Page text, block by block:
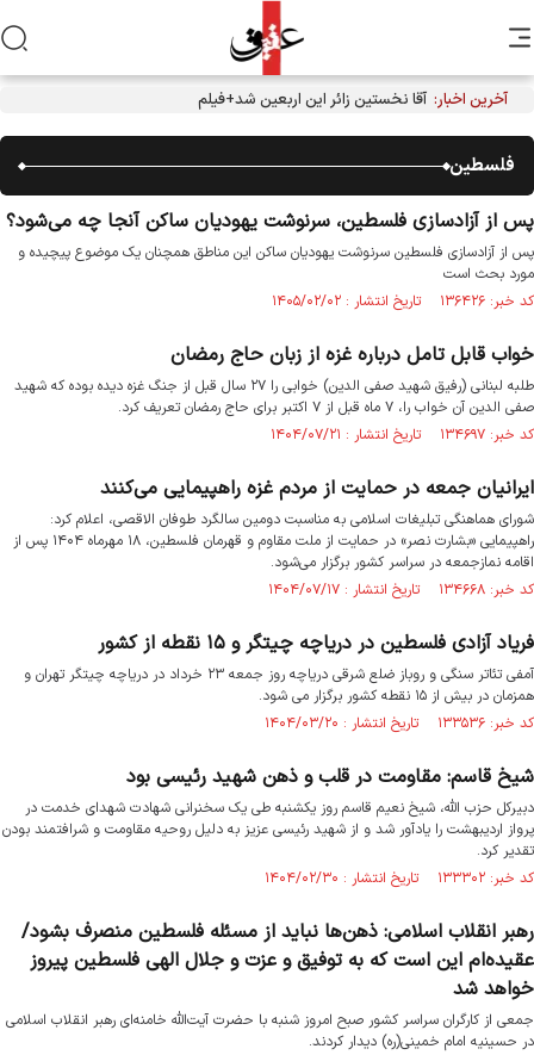
آخرین اخبار: آقا نخستین زائر این اربعین شد+فیلم
فلسطین
پس از آزادسازی فلسطین، سرنوشت یهودیان ساکن آنجا چه می‌شود؟
پس از آزادسازی فلسطین سرنوشت یهودیان ساکن این مناطق همچنان یک موضوع پیچیده و
مورد بحث است
کد خبر: ۱۳۶۴۲۶ تاریخ انتشار : ۱۴۰۵/۰۲/۰۲
خواب قابل تامل درباره غزه از زبان حاج رمضان
طلبه لبنانی (رفیق شهید صفی الدین) خوابی را ۲۷ سال قبل از جنگ غزه دیده بوده که شهید
صفی الدین آن خواب را، ۷ ماه قبل از ۷ اکتبر برای حاج رمضان تعریف کرد.
کد خبر: ۱۳۴۶۹۷ تاریخ انتشار : ۱۴۰۴/۰۷/۲۱
ایرانیان جمعه در حمایت از مردم غزه راهپیمایی می‌کنند
شورای هماهنگی تبلیغات اسلامی به مناسبت دومین سالگرد طوفان الاقصی، اعلام کرد:
راهپیمایی «بشارت نصر» در حمایت از ملت مقاوم و قهرمان فلسطین، ۱۸ مهرماه ۱۴۰۴ پس از
اقامه نمازجمعه در سراسر کشور برگزار می‌شود.
کد خبر: ۱۳۴۶۶۸ تاریخ انتشار : ۱۴۰۴/۰۷/۱۷
فریاد آزادی فلسطین در دریاچه چیتگر و ۱۵ نقطه از کشور
آمفی تئاتر سنگی و روباز ضلع شرقی دریاچه روز جمعه ۲۳ خرداد در دریاچه چیتگر تهران و
همزمان در بیش از ۱۵ نقطه کشور برگزار می شود.
کد خبر: ۱۳۳۵۳۶ تاریخ انتشار : ۱۴۰۴/۰۳/۲۰
شیخ قاسم: مقاومت در قلب و ذهن شهید رئیسی بود
دبیرکل حزب الله، شیخ نعیم قاسم روز یکشنبه طی یک سخنرانی شهادت شهدای خدمت در
پرواز اردیبهشت را یادآور شد و از شهید رئیسی عزیز به دلیل روحیه مقاومت و شرافتمند بودن
تقدیر کرد.
کد خبر: ۱۳۳۳۰۲ تاریخ انتشار : ۱۴۰۴/۰۲/۳۰
رهبر انقلاب اسلامی: ذهن‌ها نباید از مسئله فلسطین منصرف بشود/
عقیده‌ام این است که به توفیق و عزت و جلال الهی فلسطین پیروز
خواهد شد
جمعی از کارگران سراسر کشور صبح امروز شنبه با حضرت ‌آیت‌الله خامنه‌ای رهبر انقلاب اسلامی
در حسینیه امام خمینی(ره) دیدار کردند.